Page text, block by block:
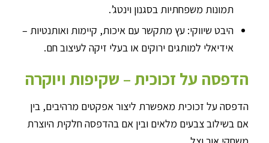
תמונות משפחתיות בסגנון וינטג’.
היבט שיווקי: עץ מתקשר עם איכות, קיימות ואותנטיות –
אידיאלי למותגים ירוקים או בעלי זיקה לעיצוב חם.
הדפסה על זכוכית – שקיפות ויוקרה
הדפסה על זכוכית מאפשרת ליצור אפקטים מרהיבים, בין
אם בשילוב צבעים מלאים ובין אם בהדפסה חלקית היוצרת